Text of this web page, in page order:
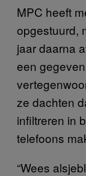
MPC heeft
opgestuurd,
jaar daarna
een
ze dachten
infiltreren in
telefoons
“Wees